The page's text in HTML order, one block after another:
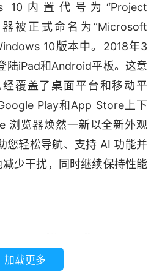
10内置代号为“Project
被正式命名为“Microsoft
10版本中。2018年3
陆iPad和Android平板。这意
覆盖了桌面平台和移动平
Play和App Store上下
浏览器焕然一新以全新外观
您轻松导航、支持 AI 功能并
少干扰，同时继续保持性能
加载更多